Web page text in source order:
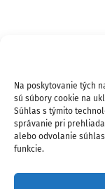
Na poskytovanie tých
sú súbory cookie na
Súhlas s týmito
správanie pri
alebo odvolanie
funkcie.